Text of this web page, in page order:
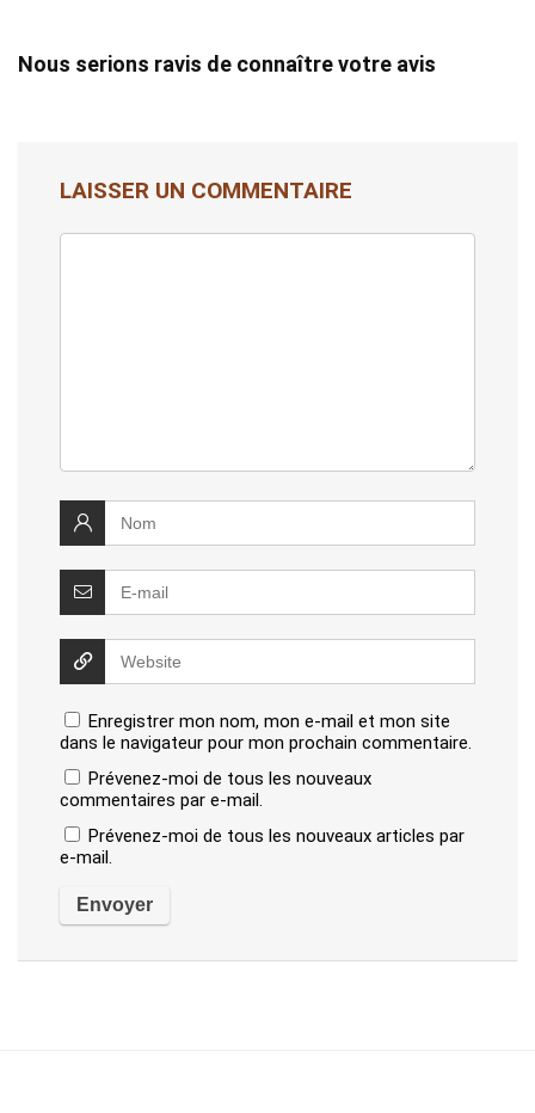
Nous serions ravis de connaître votre avis
LAISSER UN COMMENTAIRE
Enregistrer mon nom, mon e-mail et mon site
dans le navigateur pour mon prochain commentaire.
Prévenez-moi de tous les nouveaux
commentaires par e-mail.
Prévenez-moi de tous les nouveaux articles par
e-mail.